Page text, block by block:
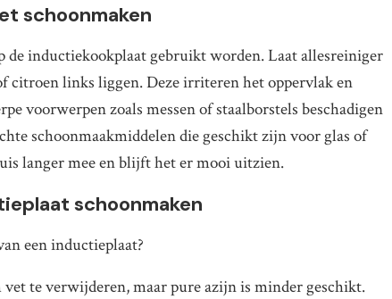
schoonmaken
de inductiekookplaat gebruikt worden. Laat allesreiniger
citroen links liggen. Deze irriteren het oppervlak en
voorwerpen zoals messen of staalborstels beschadigen
schoonmaakmiddelen die geschikt zijn voor glas of
langer mee en blijft het er mooi uitzien.
schoonmaken
een inductieplaat?
te verwijderen, maar pure azijn is minder geschikt.